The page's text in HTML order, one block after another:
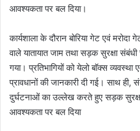
आवश्यकता पर बल दिया।
कार्यशाला के दौरान बोरिया गेट एवं मरोदा
वाले यातायात जाम तथा सड़क सुरक्षा संबंधी
गया। प्रतिभागियों को येलो बॉक्स
प्रावधानों की जानकारी दी गई। साथ ही,
दुर्घटनाओं का उल्लेख करते हुए सड़क सुरक्षा
आवश्यकता पर बल दिया